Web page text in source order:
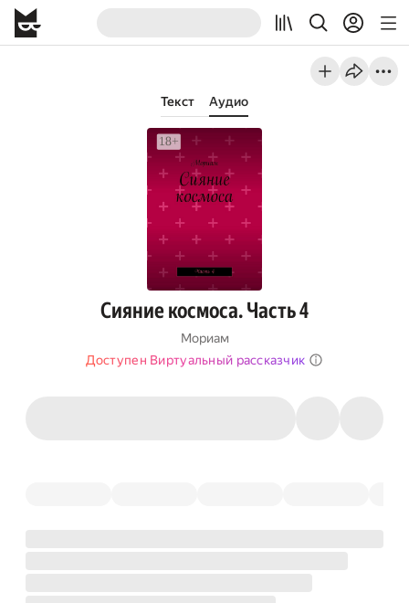
Текст Аудио
Сияние космоса. Часть 4
Мориам
Доступен Виртуальный рассказчик